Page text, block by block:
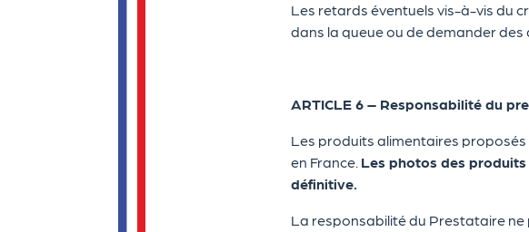
Les retards éventuels vis-à-vis du
dans la queue ou de demander
ARTICLE 6 – Responsabilité du
Les produits alimentaires
en France. Les photos des
définitive.
La responsabilité du Prestataire ne